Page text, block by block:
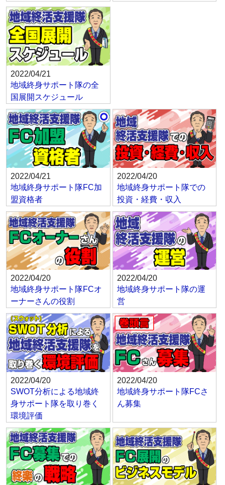
2022/04/21
地域終身サポート隊の全
国展開スケジュール
2022/04/21
地域終身サポート隊FC加
盟資格者
2022/04/20
地域終身サポート隊での
投資・経費・収入
2022/04/20
地域終身サポート隊FCオ
ーナーさんの役割
2022/04/20
地域終身サポート隊の運
営
2022/04/20
SWOT分析による地域終
身サポート隊を取り巻く
環境評価
2022/04/20
地域終身サポート隊FCさ
ん募集